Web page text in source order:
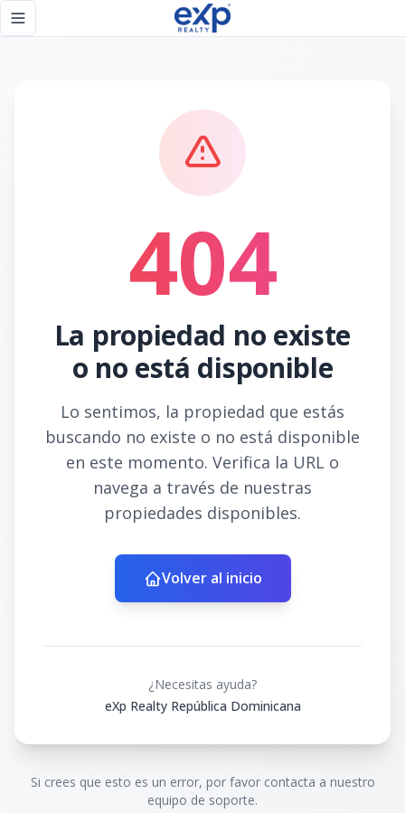
Toggle navigation menu
404
La propiedad no existe
o no está disponible
Lo sentimos, la propiedad que estás
buscando no existe o no está disponible
en este momento. Verifica la URL o
navega a través de nuestras
propiedades disponibles.
Volver al inicio
¿Necesitas ayuda?
eXp Realty República Dominicana
Si crees que esto es un error, por favor contacta a nuestro
equipo de soporte.
Página no encontrada - eXp Realty República Dominicana